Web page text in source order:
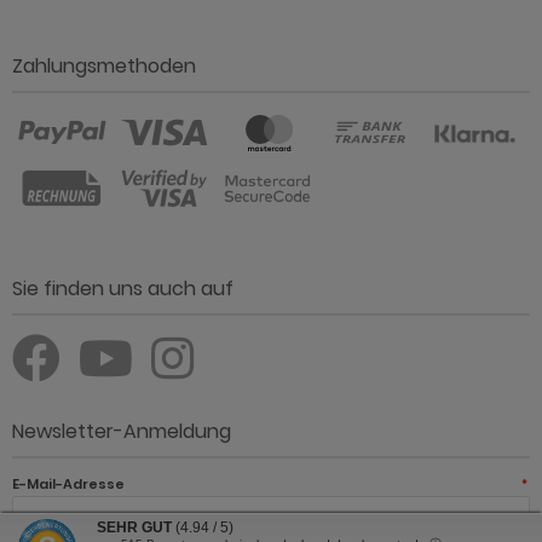
Zahlungsmethoden
Sie finden uns auch auf
Newsletter-Anmeldung
E-Mail-Adresse *
SEHR GUT (4.94 / 5)